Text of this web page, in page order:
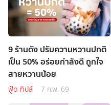
9 ร้านดัง ปรับความหวานปกติ
เป็น 50% อร่อยกำลังดี ถูกใจ
สายหวานน้อย
ฟู้ด ทิปส์ 7 ก.พ. 69